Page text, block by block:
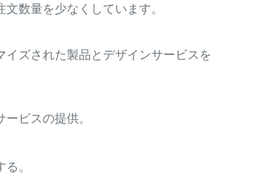
数量を少なくしています。
ズされた製品とデザインサービスを
ビスの提供。
。